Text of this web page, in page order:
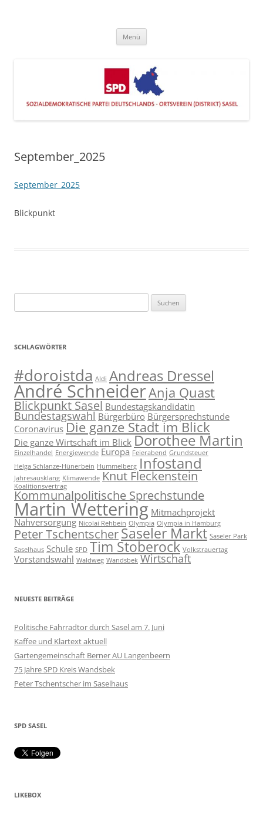
Menü
September_2025
September_2025
Blickpunkt
nach:
SCHLAGWÖRTER
#doroistda Aldi Andreas Dressel
André SchneiderAnja Quast
Blickpunkt Sasel Bundestagskandidatin
Bundestagswahl Bürgerbüro Bürgersprechstunde
Coronavirus Die ganze Stadt im Blick
Die ganze Wirtschaft im Blick Dorothee Martin
Einzelhandel Energiewende Europa Feierabend Grundsteuer
Helga Schlanze-Hünerbein Hummelberg Infostand
Jahresausklang Klimawende Knut Fleckenstein
Koalitionsvertrag
Kommunalpolitische Sprechstunde
Martin Wettering Mitmachprojekt
Nahversorgung Nicolai Rehbein Olympia Olympia in Hamburg
Peter TschentscherSaseler Markt Saseler Park
Saselhaus Schule SPD Tim Stoberock Volkstrauertag
Vorstandswahl Waldweg Wandsbek Wirtschaft
NEUESTE BEITRÄGE
Politische Fahrradtor durch Sasel am 7. Juni
Kaffee und Klartext aktuell
Gartengemeinschaft Berner AU Langenbeern
75 Jahre SPD Kreis Wandsbek
Peter Tschentscher im Saselhaus
SPD SASEL
LIKEBOX